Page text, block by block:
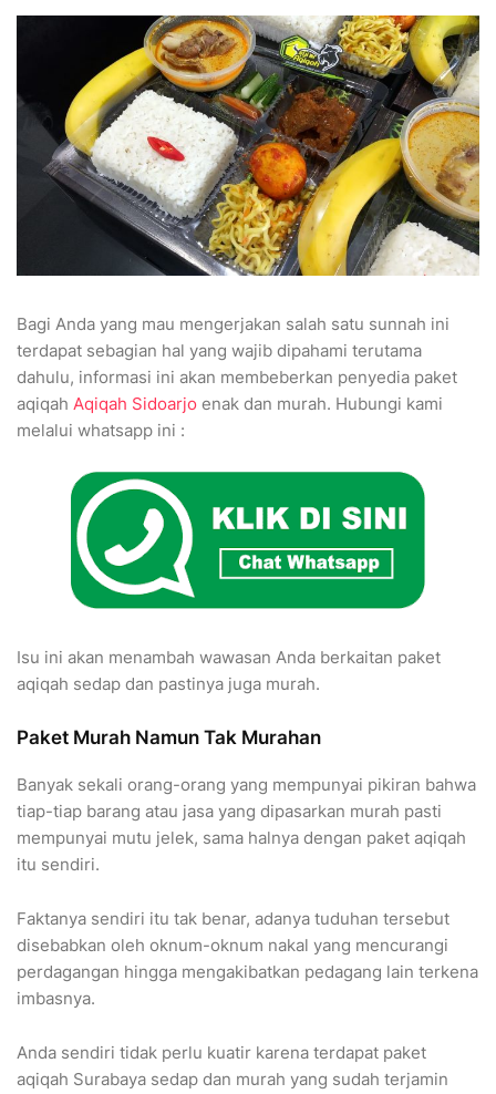
Bagi Anda yang mau mengerjakan salah satu sunnah ini
terdapat sebagian hal yang wajib dipahami terutama
dahulu, informasi ini akan membeberkan penyedia paket
aqiqah Aqiqah Sidoarjo enak dan murah. Hubungi kami
melalui whatsapp ini :
Isu ini akan menambah wawasan Anda berkaitan paket
aqiqah sedap dan pastinya juga murah.
Paket Murah Namun Tak Murahan
Banyak sekali orang-orang yang mempunyai pikiran bahwa
tiap-tiap barang atau jasa yang dipasarkan murah pasti
mempunyai mutu jelek, sama halnya dengan paket aqiqah
itu sendiri.
Faktanya sendiri itu tak benar, adanya tuduhan tersebut
disebabkan oleh oknum-oknum nakal yang mencurangi
perdagangan hingga mengakibatkan pedagang lain terkena
imbasnya.
Anda sendiri tidak perlu kuatir karena terdapat paket
aqiqah Surabaya sedap dan murah yang sudah terjamin